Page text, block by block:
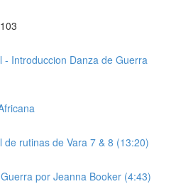
- Introduccion Danza de Guerra
de rutinas de Vara 7 & 8 (13:20)
por Jeanna Booker (4:43)